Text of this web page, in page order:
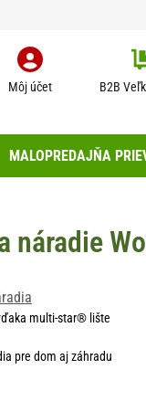
Môj účet B2B
MALOPREDAJŇA
náradie
multi-star® lište
pre dom aj záhradu